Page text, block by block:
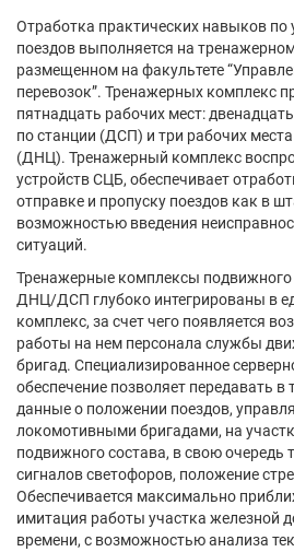
Отработка практических навыков
поездов выполняется на
размещенном на факультете
перевозок”. Тренажерных комплекс
пятнадцать рабочих мест:
по станции (ДСП) и три рабочих
(ДНЦ). Тренажерный комплекс
устройств СЦБ, обеспечивает
отправке и пропуску поездов как в
возможностью введения
ситуаций.
Тренажерные комплексы подвижного
ДНЦ/ДСП глубоко интегрированы в
комплекс, за счет чего появляется
работы на нем персонала службы
бригад. Специализированное
обеспечение позволяет передавать
данные о положении поездов,
локомотивными бригадами, на
подвижного состава, в свою очередь
сигналов светофоров, положение
Обеспечивается максимально
имитация работы участка железной
времени, с возможностью анализа